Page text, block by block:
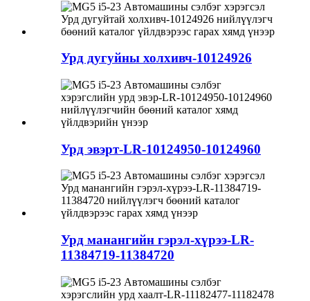
Урд дугуйны холхивч-10124926
Урд эвэрт-LR-10124950-10124960
Урд манангийн гэрэл-хүрээ-LR-
11384719-11384720